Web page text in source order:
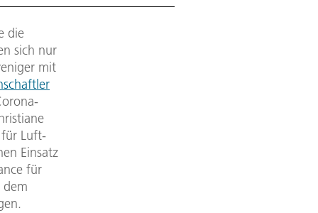
die
sich nur
mit
für Luft-
Einsatz
für